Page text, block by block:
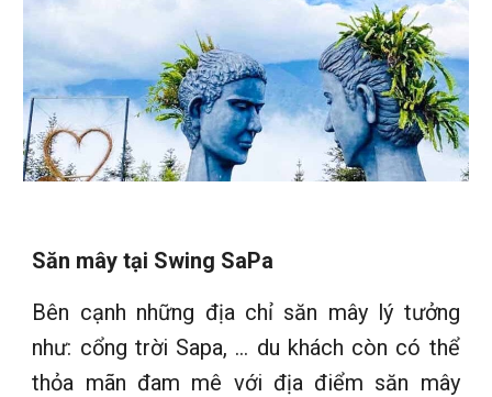
Săn mây tại Swing SaPa
Bên cạnh những địa chỉ săn mây lý tưởng
như: cổng trời Sapa, … du khách còn có thể
thỏa mãn đam mê với địa điểm săn mây